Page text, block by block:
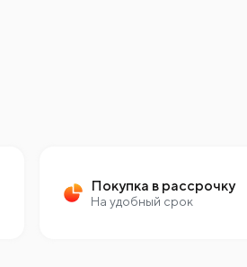
Покупка в рассрочку
На удобный срок